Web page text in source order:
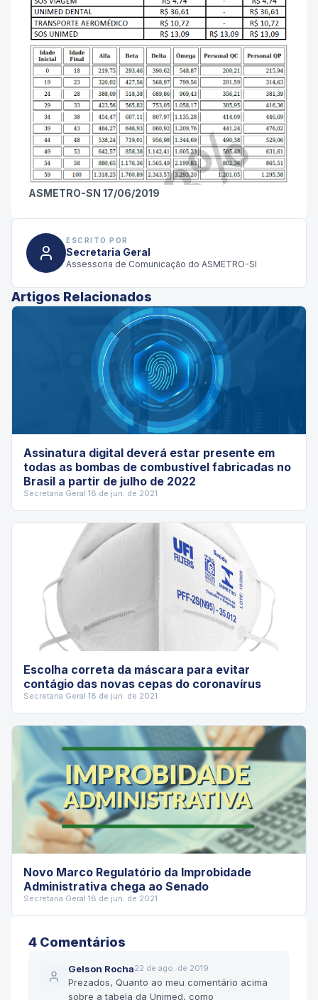
ASMETRO-SN 17/06/2019
ESCRITO POR
Secretaria Geral
Assessoria de Comunicação do ASMETRO-SI
Artigos Relacionados
Assinatura digital deverá estar presente em
todas as bombas de combustível fabricadas no
Brasil a partir de julho de 2022
Secretaria Geral·18 de jun. de 2021
Escolha correta da máscara para evitar
contágio das novas cepas do coronavírus
Secretaria Geral·18 de jun. de 2021
Novo Marco Regulatório da Improbidade
Administrativa chega ao Senado
Secretaria Geral·18 de jun. de 2021
4 Comentários
Gelson Rocha22 de ago. de 2019
Prezados, Quanto ao meu comentário acima
sobre a tabela da Unimed, como